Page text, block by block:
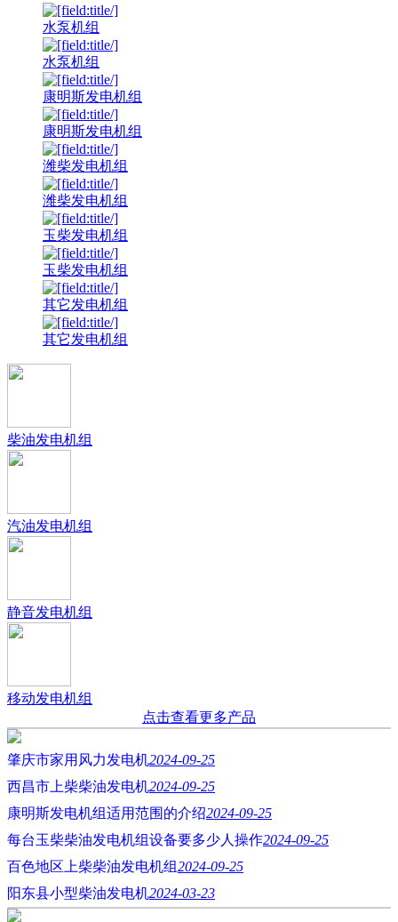
水泵机组
水泵机组
康明斯发电机组
康明斯发电机组
潍柴发电机组
潍柴发电机组
玉柴发电机组
玉柴发电机组
其它发电机组
其它发电机组
柴油发电机组
汽油发电机组
静音发电机组
移动发电机组
点击查看更多产品
肇庆市家用风力发电机2024-09-25
西昌市上柴柴油发电机2024-09-25
康明斯发电机组适用范围的介绍2024-09-25
每台玉柴柴油发电机组设备要多少人操作2024-09-25
百色地区上柴柴油发电机组2024-09-25
阳东县小型柴油发电机2024-03-23